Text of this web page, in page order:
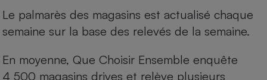
Le palmarès des magasins est actualisé chaque
semaine sur la base des relevés de la semaine.
En moyenne, Que Choisir Ensemble enquête
4 500 magasins drives et relève plusieurs